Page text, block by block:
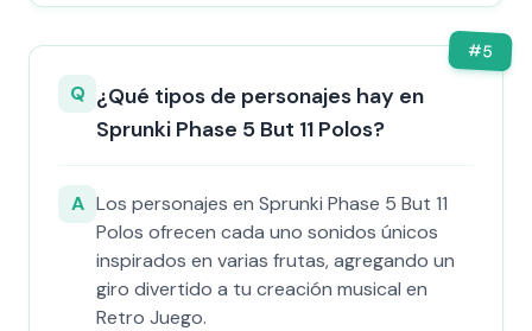
#5
Q ¿Qué tipos de personajes hay en
Sprunki Phase 5 But 11 Polos?
A Los personajes en Sprunki Phase 5 But 11
Polos ofrecen cada uno sonidos únicos
inspirados en varias frutas, agregando un
giro divertido a tu creación musical en
Retro Juego.